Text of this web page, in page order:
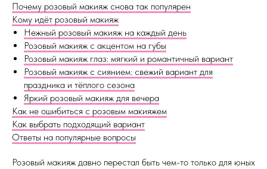
Почему розовый макияж снова так популярен
Кому идёт розовый макияж
Нежный розовый макияж на каждый день
Розовый макияж с акцентом на губы
Розовый макияж глаз: мягкий и романтичный вариант
Розовый макияж с сиянием: свежий вариант для
праздника и тёплого сезона
Яркий розовый макияж для вечера
Как не ошибиться с розовым макияжем
Как выбрать подходящий вариант
Ответы на популярные вопросы
Розовый макияж давно перестал быть чем-то только для юных